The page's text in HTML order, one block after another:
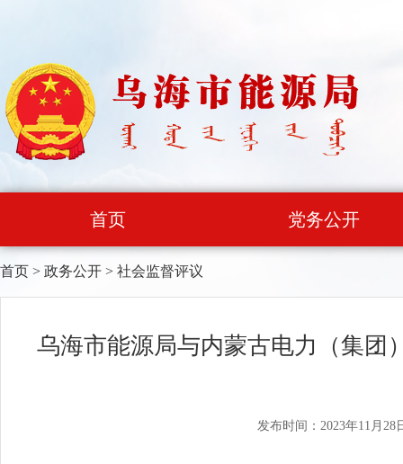
首页 党务公开
首页 > 政务公开 > 社会监督评议
乌海市能源局与内蒙古电力（集团
发布时间：2023年11月28